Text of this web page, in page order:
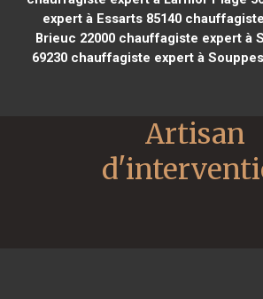
expert à Essarts 85140
Brieuc 22000chauffagiste expert à
69230chauffagiste expert à
Artisan